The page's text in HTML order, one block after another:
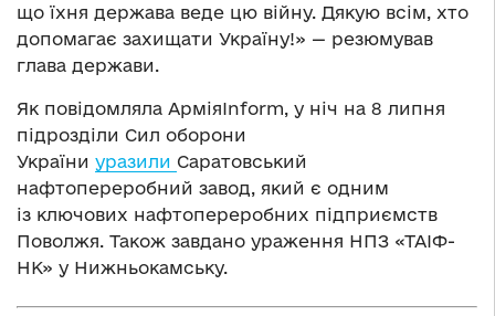
що їхня держава веде цю війну. Дякую всім, хто
допомагає захищати Україну!» — резюмував
глава держави.
Як повідомляла АрміяInform, у ніч на 8 липня
підрозділи Сил оборони
України уразили Саратовський
нафтопереробний завод, який є одним
із ключових нафтопереробних підприємств
Поволжя. Також завдано ураження НПЗ «ТАІФ-
НК» у Нижньокамську.